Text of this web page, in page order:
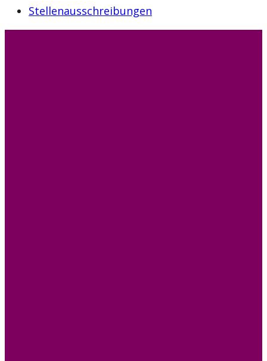
Stellenausschreibungen